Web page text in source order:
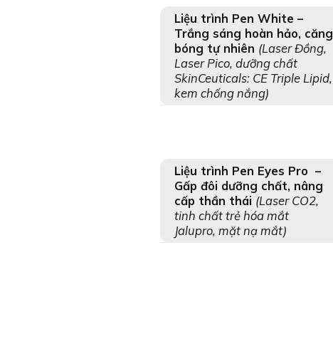
Liệu trình Pen White –
Trắng sáng hoàn hảo, căng
bóng tự nhiên (Laser Đồng,
Laser Pico, dưỡng chất
SkinCeuticals: CE Triple Lipid,
kem chống nắng)
Liệu trình Pen Eyes Pro –
Gấp đôi dưỡng chất, nâng
cấp thần thái (Laser CO2,
tinh chất trẻ hóa mắt
Jalupro, mặt nạ mắt)